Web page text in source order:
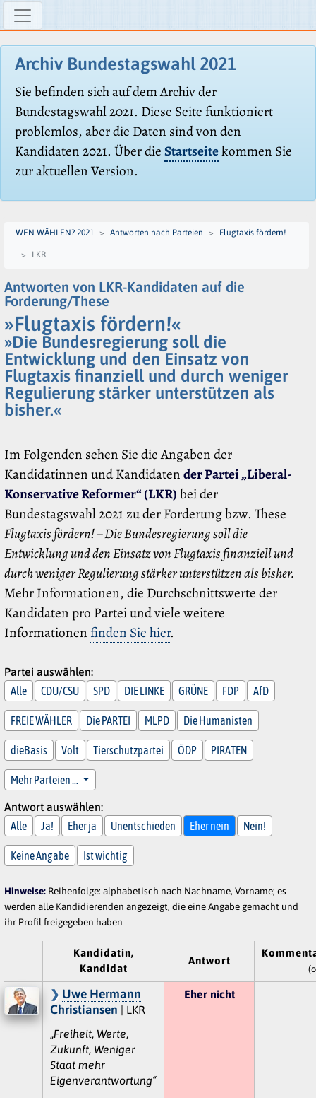
Archiv Bundestagswahl 2021
Sie befinden sich auf dem Archiv der
Bundestagswahl 2021. Diese Seite funktioniert
problemlos, aber die Daten sind von den
Kandidaten 2021. Über dieStartseitekommen Sie
zur aktuellen Version.
WEN WÄHLEN? 2021 Antworten nach Parteien Flugtaxis fördern!
LKR
Antworten von LKR-Kandidaten auf die
Forderung/These
»Flugtaxis fördern!«
»Die Bundesregierung soll die
Entwicklung und den Einsatz von
Flugtaxis finanziell und durch weniger
Regulierung stärker unterstützen als
bisher.«
Im Folgenden sehen Sie die Angaben der
Kandidatinnen und Kandidatender Partei „Liberal-
Konservative Reformer“ (LKR)bei der
Bundestagswahl 2021 zu der Forderung bzw. These
Flugtaxis fördern! – Die Bundesregierung soll die
Entwicklung und den Einsatz von Flugtaxis finanziell und
durch weniger Regulierung stärker unterstützen als bisher.
Mehr Informationen, die Durchschnittswerte der
Kandidaten pro Partei und viele weitere
Informationen finden Sie hier.
Partei auswählen:
Alle
CDU/CSU SPD DIE LINKE GRÜNE FDP AfD
FREIE WÄHLER Die PARTEI MLPD Die Humanisten
dieBasis Volt Tierschutzpartei ÖDP PIRATEN
Mehr Parteien …
Antwort auswählen:
Alle
Ja! Eher ja Unentschieden Eher nein Nein!
Keine Angabe Ist wichtig
Hinweise: Reihenfolge: alphabetisch nach Nachname, Vorname; es
werden alle Kandidierenden angezeigt, die eine Angabe gemacht und
ihr Profil freigegeben haben
Kandidatin,
Kandidat
Antwort
Uwe Hermann
Christiansen | LKR
„Freiheit, Werte,
Zukunft, Weniger
Staat mehr
Eigenverantwortung“
Eher nicht